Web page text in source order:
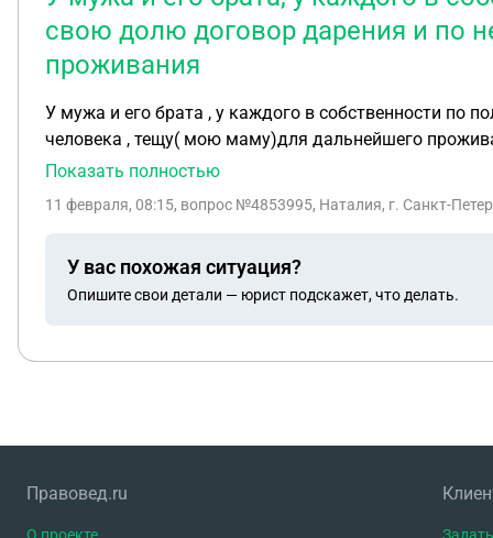
свою долю договор дарения и по
проживания
У мужа и его брата , у каждого в собственности по
Показать полностью
11 февраля, 08:15, вопрос №4853995, Наталия, г. Санкт-
У вас похожая ситуация?
Опишите свои детали — юрист подскажет, что делать.
Правовед.ru